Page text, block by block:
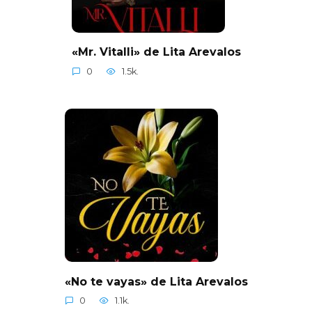
«Mr. Vitalli» de Lita Arevalos
0 1.5k.
«No te vayas» de Lita Arevalos
0 1.1k.